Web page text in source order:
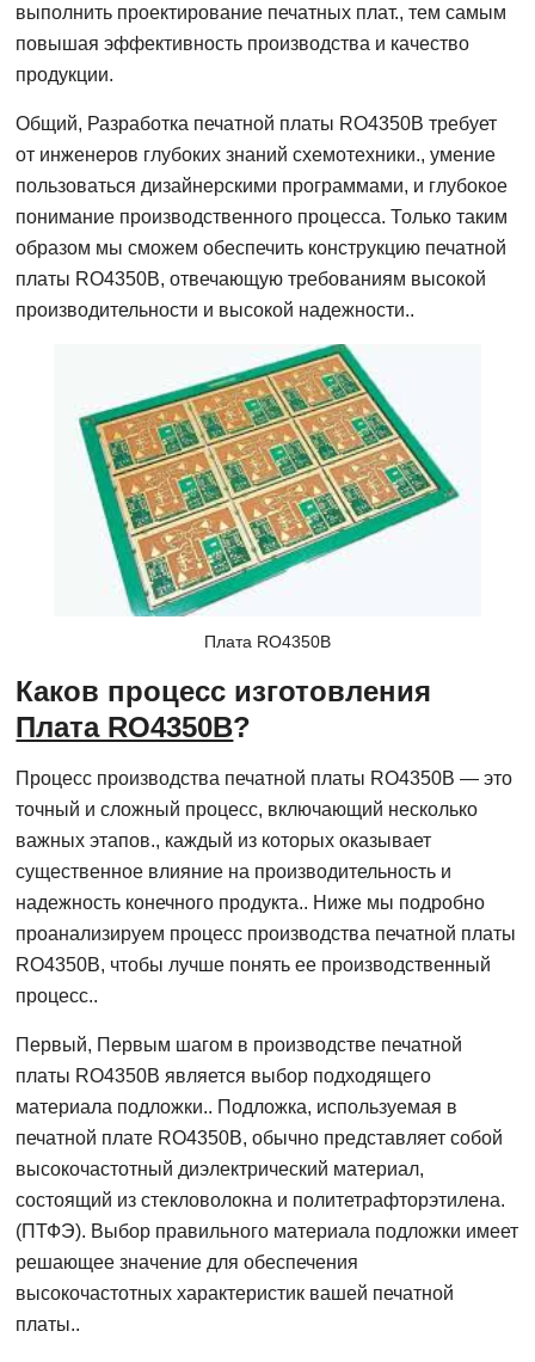
выполнить проектирование печатных плат., тем самым
повышая эффективность производства и качество
продукции.
Общий, Разработка печатной платы RO4350B требует
от инженеров глубоких знаний схемотехники., умение
пользоваться дизайнерскими программами, и глубокое
понимание производственного процесса. Только таким
образом мы сможем обеспечить конструкцию печатной
платы RO4350B, отвечающую требованиям высокой
производительности и высокой надежности..
Плата RO4350B
Каков процесс изготовления
Плата RO4350B?
Процесс производства печатной платы RO4350B — это
точный и сложный процесс, включающий несколько
важных этапов., каждый из которых оказывает
существенное влияние на производительность и
надежность конечного продукта.. Ниже мы подробно
проанализируем процесс производства печатной платы
RO4350B, чтобы лучше понять ее производственный
процесс..
Первый, Первым шагом в производстве печатной
платы RO4350B является выбор подходящего
материала подложки.. Подложка, используемая в
печатной плате RO4350B, обычно представляет собой
высокочастотный диэлектрический материал,
состоящий из стекловолокна и политетрафторэтилена.
(ПТФЭ). Выбор правильного материала подложки имеет
решающее значение для обеспечения
высокочастотных характеристик вашей печатной
платы..